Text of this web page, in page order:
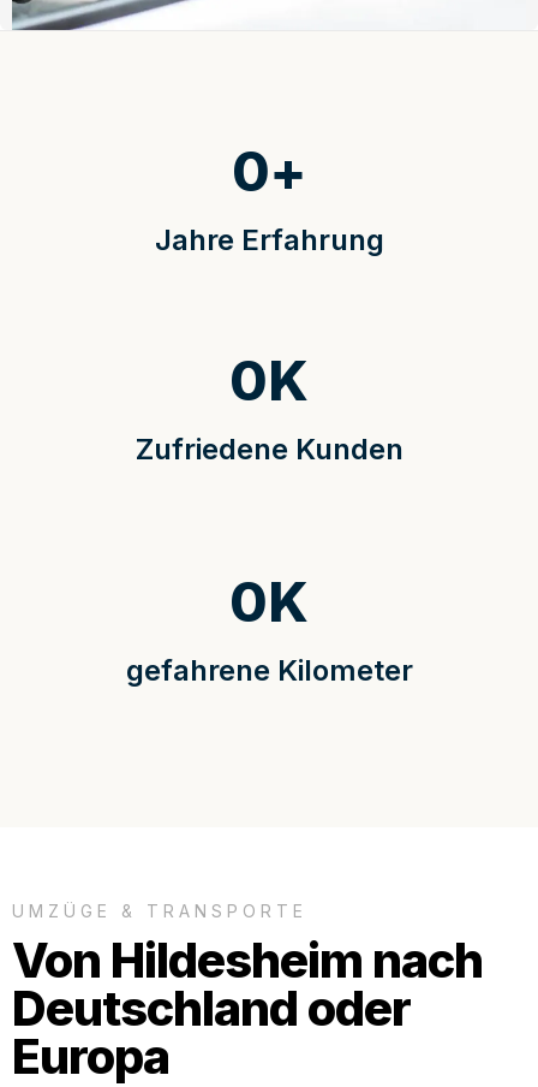
Jahre Erfahrung
0+
Zufriedene Kunden
0K
gefahrene Kilometer
0K
UMZÜGE & TRANSPORTE
Von Hildesheim nach
Deutschland oder
Europa